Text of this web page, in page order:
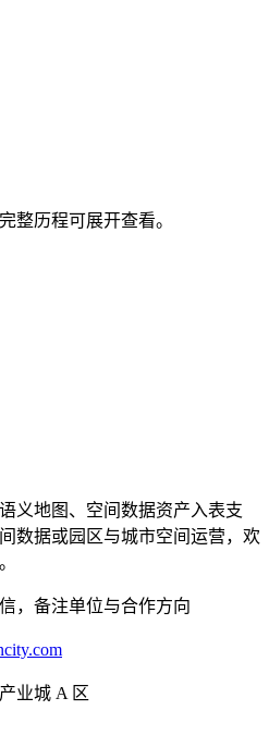
整历程可展开查看。
义地图、空间数据资产入表支
数据或园区与城市空间运营，欢
，备注单位与合作方向
业城 A 区